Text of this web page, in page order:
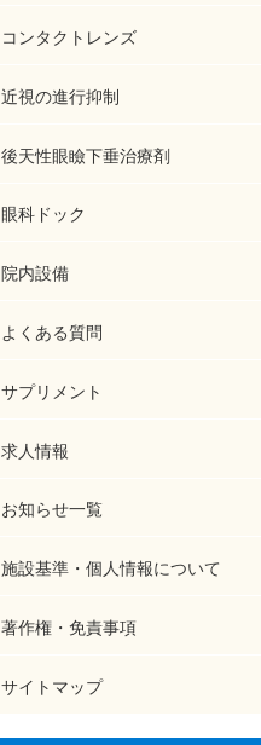
コンタクトレンズ
近視の進行抑制
後天性眼瞼下垂治療剤
眼科ドック
院内設備
よくある質問
サプリメント
求人情報
お知らせ一覧
施設基準・個人情報について
著作権・免責事項
サイトマップ